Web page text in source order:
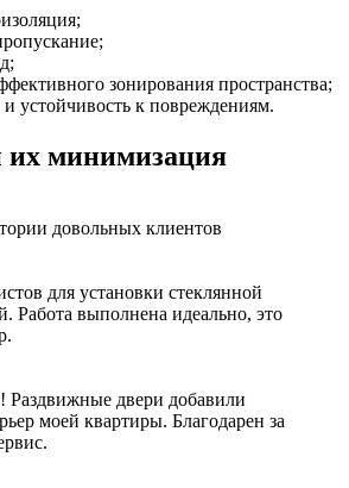
зонирования пространства;
и устойчивость к повреждениям.
их минимизация
довольных клиентов
для установки стеклянной
Работа выполнена идеально, это
Раздвижные двери добавили
моей квартиры. Благодарен за